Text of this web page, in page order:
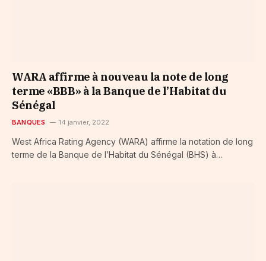
WARA affirme à nouveau la note de long
terme «BBB» à la Banque de l’Habitat du
Sénégal
BANQUES 14 janvier, 2022
West Africa Rating Agency (WARA) affirme la notation de long
terme de la Banque de l’Habitat du Sénégal (BHS) à…